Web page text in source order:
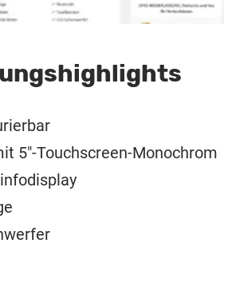
5″-Touchscreen-Monochrom